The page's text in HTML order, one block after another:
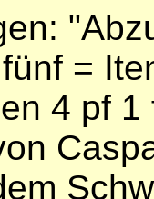
=
4 pf